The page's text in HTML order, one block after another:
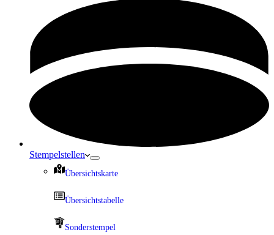
Stempelstellen
Übersichtskarte
Übersichtstabelle
Sonderstempel